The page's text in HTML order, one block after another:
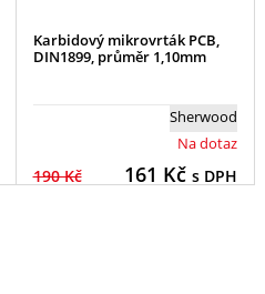
Karbidový mikrovrták PCB,
DIN1899, průměr 1,10mm
Sherwood
Na dotaz
190 Kč 161 Kč s DPH